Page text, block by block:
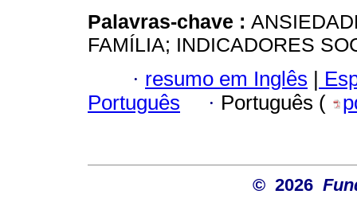
Palavras-chave :
FAMÍLIA; INDICADORES
· resumo em Inglês |
Português
· Português (
© 2026